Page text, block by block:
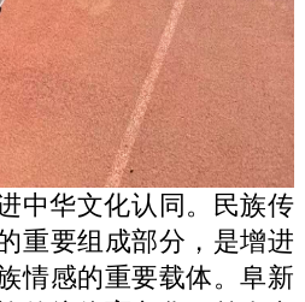
华文化认同。民族传
重要组成部分，是增进
情感的重要载体。阜新